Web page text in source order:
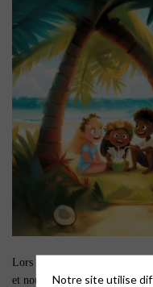
Lors de cette rencontre, nous
et nous vous proposerons
Notre site utilise